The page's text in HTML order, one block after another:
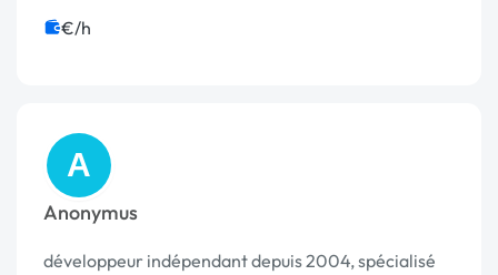
€/h
A
Anonymus
développeur indépendant depuis 2004, spécialisé